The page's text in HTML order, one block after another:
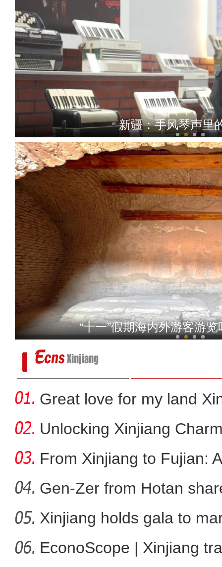
新疆：手风琴声里
丝路花馍“蒸出”
我从新疆来丨“赛米米”用
“十一”假期海内外游客游
Great love for my land
Unlocking Xinjiang
From Xinjiang to Fujian:
Gen-Zer from Hotan
Xinjiang holds gala to
ann
EconoScope | Xinjiang